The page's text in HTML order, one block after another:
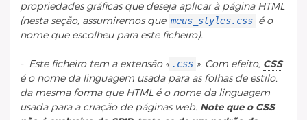
propriedades gráficas que deseja aplicar à página HTML
(nesta seção, assumiremos que meus_styles.css é o
nome que escolheu para este ficheiro).
- Este ficheiro tem a extensão « .css ». Com efeito, CSS
é o nome da linguagem usada para as folhas de estilo,
da mesma forma que HTML é o nome da linguagem
usada para a criação de páginas web. Note que o CSS